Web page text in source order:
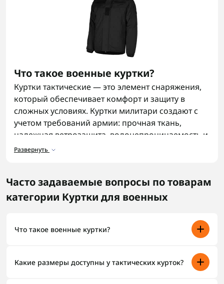
Что такое военные куртки?
Куртки тактические — это элемент снаряжения,
который обеспечивает комфорт и защиту в
сложных условиях. Куртки милитари создают с
учетом требований армии: прочная ткань,
надежная ветрозащита, водонепроницаемость и
устойчивость к износу. Военная куртка
дополнительные карманы, вентиляционные
вставки и возможность сочетания с другими
элементами экипировки.
Военные штанывместе с курткой формируют
Развернуть
Часто задаваемые вопросы по товарам
категории Куртки для военных
Что такое военные куртки?
одежда, созданная для использования в сложных
погодных условиях и при повышенных нагрузках. Они
Какие размеры доступны у тактических курток?